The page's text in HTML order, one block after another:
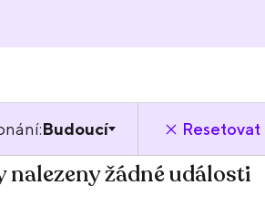
Budoucí Resetovat
nalezeny žádné události